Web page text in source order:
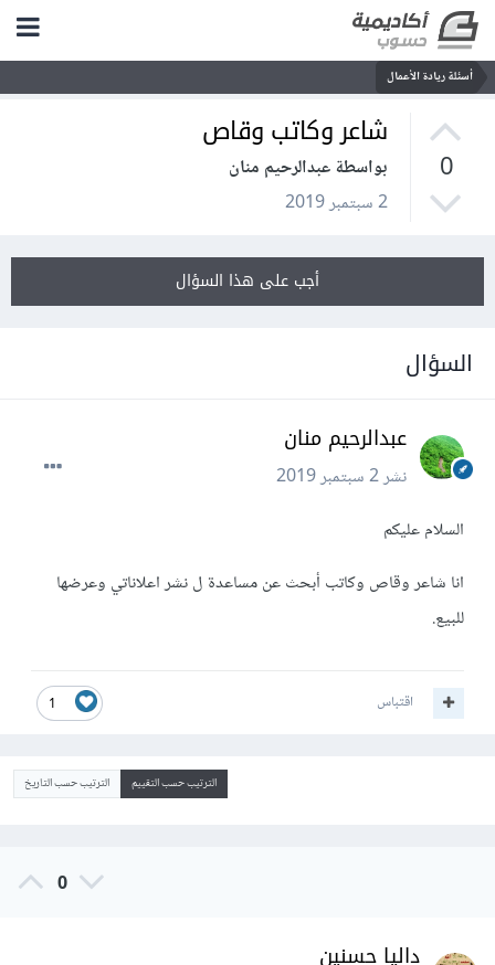
أسئلة ريادة الأعمال
0
شاعر وكاتب وقاص
بواسطة عبدالرحيم منان
2 سبتمبر 2019
أجب على هذا السؤال
السؤال
عبدالرحيم منان
نشر2 سبتمبر 2019
السلام عليكم
انا شاعر وقاص وكاتب أبحث عن مساعدة ل نشر اعلاناتي وعرضها
للبيع.
1 اقتباس
الترتيب حسب التقييم الترتيب حسب التاريخ
0
داليا حسنين